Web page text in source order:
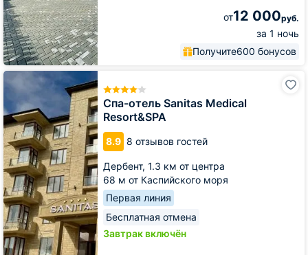
от12 000руб.
за 1 ночь
Получите600 бонусов
Спа-отель Sanitas Medical
Resort&SPA
8.9 8 отзывов гостей
Дербент, 1.3 км от центра
68 м от Каспийского моря
Первая линия
Бесплатная отмена
Завтрак включён
Спа-
отель
Sanitas
Medical
Resort&SPA